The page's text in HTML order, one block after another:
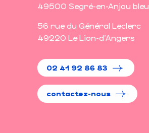
49500 Segré-en-Anjou bleu
56 rue du Général Leclerc
49220 Le Lion-d'Angers
02 41 92 86 83
contactez-nous